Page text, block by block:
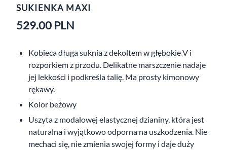
SUKIENKA MAXI
529.00 PLN
Kobieca długa suknia z dekoltem w głębokie V i
rozporkiem z przodu. Delikatne marszczenie nadaje
jej lekkości i podkreśla talię. Ma prosty kimonowy
rękawy.
Kolor beżowy
Uszyta z modalowej elastycznej dzianiny, która jest
naturalna i wyjątkowo odporna na uszkodzenia. Nie
mechaci się, nie zmienia swojej formy i daje duży